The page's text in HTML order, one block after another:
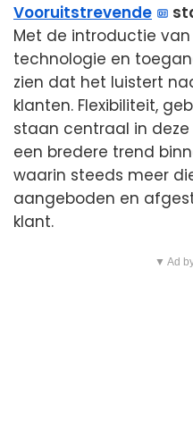
Vooruitstrevende
Met de introductie
technologie en
zien dat het luistert
klanten. Flexibiliteit,
staan centraal in
een bredere trend
waarin steeds meer
aangeboden en
klant.
▼ Ad